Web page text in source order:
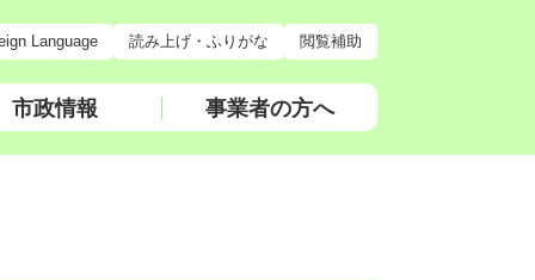
Language 読み上げ・ふりがな 閲覧補助
市政情報 事業者の方へ